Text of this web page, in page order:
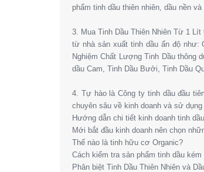
phẩm tinh dầu thiên nhiên, dầu nền
3. Mua Tinh Dầu Thiên Nhiên Từ 1
từ nhà sản xuất tinh dầu ấn độ như:
Nghiệm Chất Lượng Tinh Dầu thông
dầu Cam, Tinh Dầu Bưởi, Tinh Dầu
4. Tự hào là Công ty tinh dầu đầu
chuyên sâu về kinh doanh và sử
Hướng dẫn chi tiết kinh doanh tinh
Mới bắt đầu kinh doanh nên chọn
Thế nào là tinh hữu cơ Organic?
Cách kiểm tra sản phẩm tinh dầu
Phân biệt Tinh Dầu Thiên Nhiên và